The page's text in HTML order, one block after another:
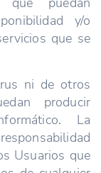
y/o
que se
ni de otros
producir
La
Usuarios que